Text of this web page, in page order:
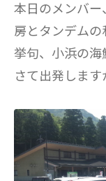
本日のメンバー
房とタンデム
挙句、小浜の海
さて出発します